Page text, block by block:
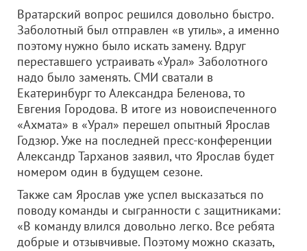
Вратарский вопрос решился довольно быстро.
Заболотный был отправлен «в утиль», а именно
поэтому нужно было искать замену. Вдруг
переставшего устраивать «Урал» Заболотного
надо было заменять. СМИ сватали в
Екатеринбург то Александра Беленова, то
Евгения Городова. В итоге из новоиспеченного
«Ахмата» в «Урал» перешел опытный Ярослав
Годзюр. Уже на последней пресс-конференции
Александр Тарханов заявил, что Ярослав будет
номером один в будущем сезоне.
Также сам Ярослав уже успел высказаться по
поводу команды и сыгранности с защитниками:
«В команду влился довольно легко. Все ребята
добрые и отзывчивые. Поэтому можно сказать,